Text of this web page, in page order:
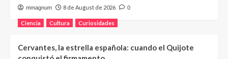
mmagnum 8 de August de 2026 0
Ciencia Cultura Curiosidades
Cervantes, la estrella española: cuando el Quijote